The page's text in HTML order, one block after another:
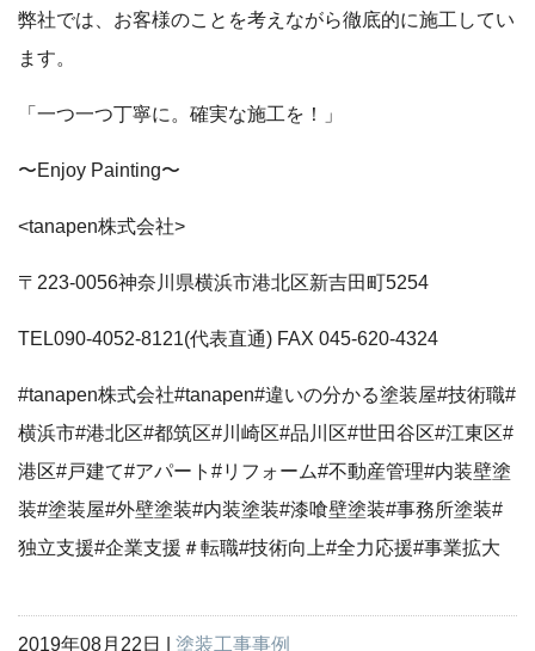
弊社では、お客様のことを考えながら徹底的に施工してい
ます。
「一つ一つ丁寧に。確実な施工を！」
〜Enjoy Painting〜
<tanapen株式会社>
〒223-0056神奈川県横浜市港北区新吉田町5254
TEL090-4052-8121(代表直通) FAX 045-620-4324
#tanapen株式会社#tanapen#違いの分かる塗装屋#技術職#
横浜市#港北区#都筑区#川崎区#品川区#世田谷区#江東区#
港区#戸建て#アパート#リフォーム#不動産管理#内装壁塗
装#塗装屋#外壁塗装#内装塗装#漆喰壁塗装#事務所塗装#
独立支援#企業支援＃転職#技術向上#全力応援#事業拡大
2019年08月22日 | 塗装工事事例